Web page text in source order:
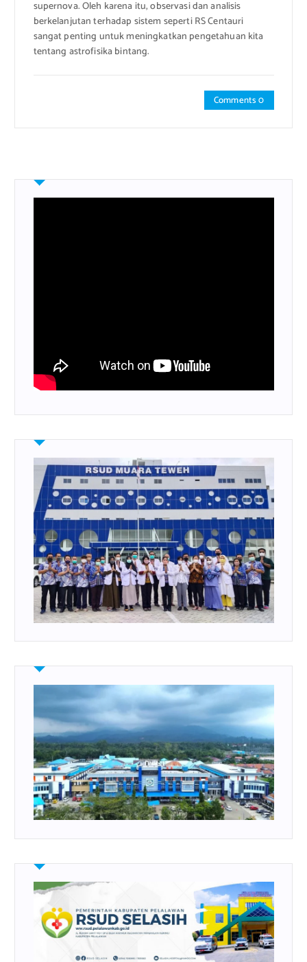
supernova. Oleh karena itu, observasi dan analisis
berkelanjutan terhadap sistem seperti RS Centauri
sangat penting untuk meningkatkan pengetahuan kita
tentang astrofisika bintang.
Comments 0